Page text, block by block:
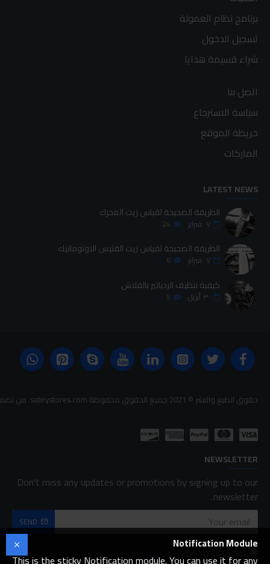
برنامج نظام العمولة
تسجيل الدخول
شراء قسيمة هدايا
اتصل بنا
سياسة الاسترجاع
خريطة الموقع
الماركات
LATEST NEWS
الطريقة الصحيحة لقياس زيت المحرك
٠٧ فبراير 24
الطريقة الصحيحة لقياس زيت الفتيس الاوتوماتيك
٠٧ فبراير 6
كيفية تنظيف الردياتير بالفلاش
٣٠ أبريل 5
حقوق الطبع والنشر © 2021 جميع الحقوق محفوظة sabrystores.com. من تصميم-
NEWSLETTER
Don't miss any updates or promotions by signing up to our
newsletter.
SEND
لقد قرأت ووافقت على FAQ
Notification Module
This is the sticky Notification module. You can use it for any